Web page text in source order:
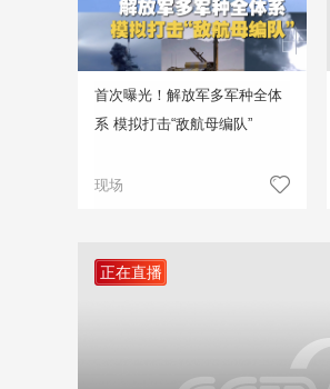
首次曝光！解放军多军种全体
系 模拟打击“敌航母编队”
现场
正在直播